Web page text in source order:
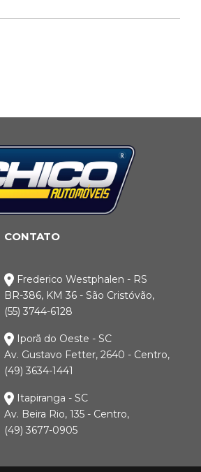
CONTATO
Frederico Westphalen - RS
BR-386, KM 36 - São Cristóvão,
(55) 3744-6128
Iporã do Oeste - SC
Av. Gustavo Fetter, 2640 - Centro,
(49) 3634-1441
Itapiranga - SC
Av. Beira Rio, 135 - Centro,
(49) 3677-0905